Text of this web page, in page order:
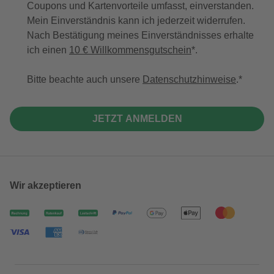
Coupons und Kartenvorteile umfasst, einverstanden.
Mein Einverständnis kann ich jederzeit widerrufen.
Nach Bestätigung meines Einverständnisses erhalte
ich einen 10 € Willkommensgutschein*.
Bitte beachte auch unsere Datenschutzhinweise.
JETZT ANMELDEN
Wir akzeptieren